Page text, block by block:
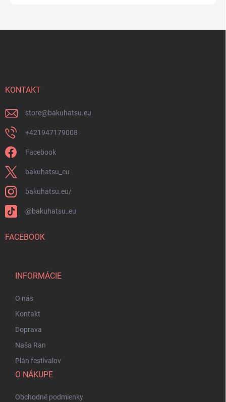
KONTAKT
store@bakuhatsu.eu
+421947179008
Facebook
bakuhatsu_eu
bakuhatsu.eu/
@bakuhatsu_eu
FACEBOOK
INFORMÁCIE
O nás
Kontakt
Doprava
Naša Ran
Plán festivalov
O NÁKUPE
Obchodné podmienky